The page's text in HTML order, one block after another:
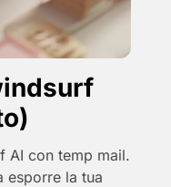
AI con temp mail.
esporre la tua